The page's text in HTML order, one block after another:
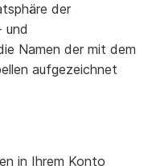
der
und
Namen der mit dem
aufgezeichnet
in Ihrem Konto